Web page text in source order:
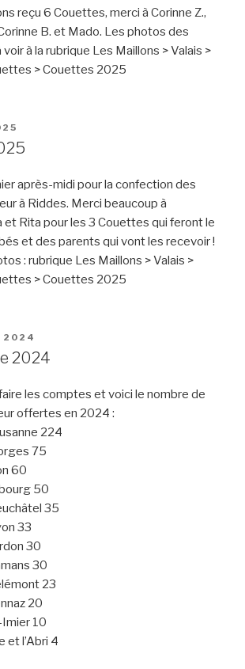
reçu 6 Couettes, merci à Corinne Z.,
B. et Mado. Les photos des
à la rubrique Les Maillons > Valais >
> Couettes 2025
après-midi pour la confection des
à Riddes. Merci beaucoup à
et Rita pour les 3 Couettes qui feront le
et des parents qui vont les recevoir !
: rubrique Les Maillons > Valais >
> Couettes 2025
2024
2024
les comptes et voici le nombre de
offertes en 2024 :
224
75
60
50
35
33
30
30
23
20
Imier 10
et l’Abri 4